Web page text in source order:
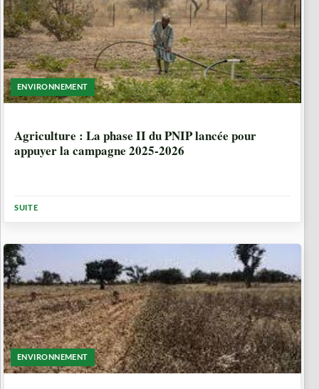
ENVIRONNEMENT
Agriculture : La phase II du PNIP lancée pour
appuyer la campagne 2025-2026
SUITE
ENVIRONNEMENT